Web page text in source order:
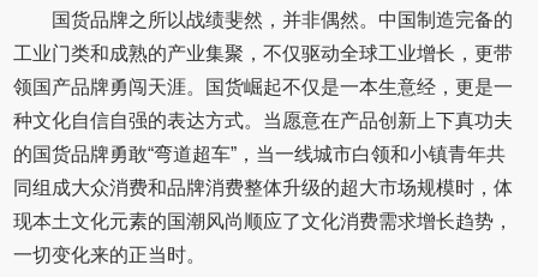
国货品牌之所以战绩斐然，并非偶然。中国制造完备的
工业门类和成熟的产业集聚，不仅驱动全球工业增长，更带
领国产品牌勇闯天涯。国货崛起不仅是一本生意经，更是一
种文化自信自强的表达方式。当愿意在产品创新上下真功夫
的国货品牌勇敢“弯道超车”，当一线城市白领和小镇青年共
同组成大众消费和品牌消费整体升级的超大市场规模时，体
现本土文化元素的国潮风尚顺应了文化消费需求增长趋势，
一切变化来的正当时。